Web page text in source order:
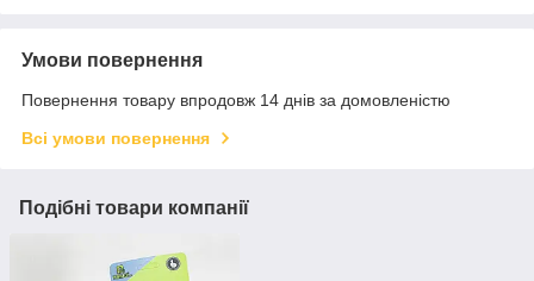
Умови повернення
Повернення товару впродовж 14 днів за домовленістю
Всі умови повернення
Подібні товари компанії